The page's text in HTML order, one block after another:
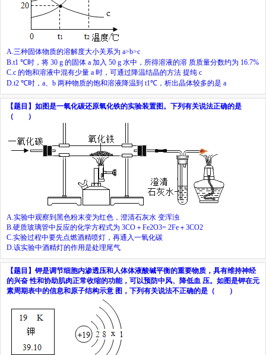
A. 三种固体物质的溶解度大小关系为 a>b>c
B. t1 ℃时，将 30 g 的固体 a 加入 50 g 水中，所得溶液的溶 质质量分数约为 16.7%
C. c 的饱和溶液中混有少量 a 时，可通过降温结晶的方法 提纯 c
D. t2 ℃时， a b 两种物质的饱和溶液降温到 t1℃ ，析出晶体较多的是 a
【题目】 如图是一氧化碳还原氧化铁的实验装置图。下列有关说法正确的是
（ ）
A. 实验中观察到黑色粉末变为红色，澄清石灰水 变浑浊
B. 硬质玻璃管中反应的化学方程式为 3CO ＋Fe2O3= 2Fe ＋3CO2
C. 实验过程中要先点燃酒精喷灯，再通入一氧化碳
D. 该实验中酒精灯的作用是处理尾气
【题目】 钾是调节细胞内渗透压和人体体液酸碱平衡的重要物质，具有维持神经
的兴奋 性和协助肌肉正常收缩的功能，可以预防中风、降低血 压。如图是钾在元
素周期表中的信息和原子结构示意 图，下列有关说法不正确的是（ ）